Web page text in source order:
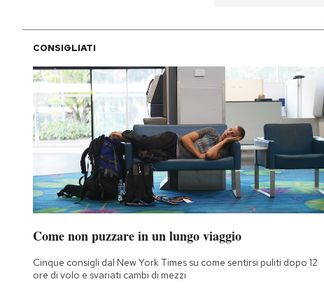
CONSIGLIATI
Come non puzzare in un lungo viaggio
Cinque consigli dal New York Times su come sentirsi puliti dopo 12
ore di volo e svariati cambi di mezzi